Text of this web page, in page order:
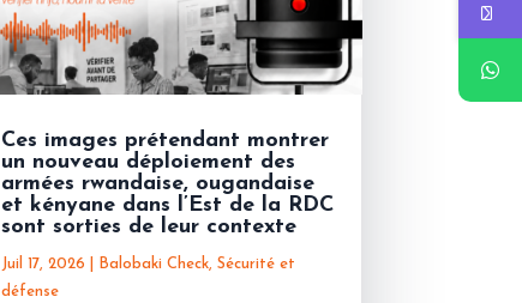
Ces images prétendant montrer
un nouveau déploiement des
armées rwandaise, ougandaise
et kényane dans l’Est de la RDC
sont sorties de leur contexte
Juil 17, 2026 Balobaki Check, Sécurité et
défense